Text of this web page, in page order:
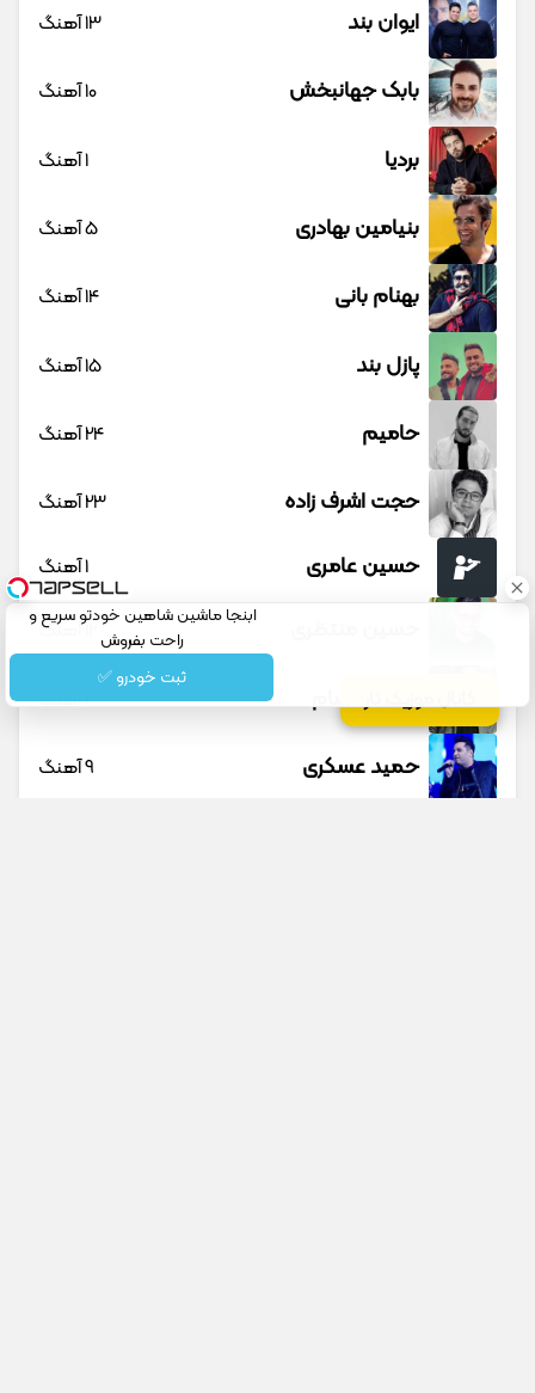
کانال موزیک تار
ایوان بند 13 آهنگ
بابک جهانبخش 10 آهنگ
بردیا 1 آهنگ
بنیامین بهادری 5 آهنگ
بهنام بانی 14 آهنگ
پازل بند 15 آهنگ
حامیم 24 آهنگ
حجت اشرف زاده 23 آهنگ
حسین عامری 1 آهنگ
12 آهنگ
حمید حسام 1 آهنگ
حمید عسکری 9 آهنگ
ابنجا ماشین شاهین خودتو سریع و
راحت بفروش
ثبت خودرو ✅